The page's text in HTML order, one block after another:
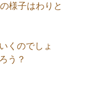
様子はわりと
くのでしょ
う？